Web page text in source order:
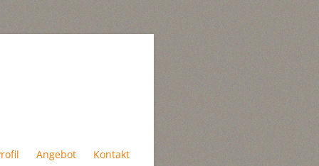
Angebot Kontakt